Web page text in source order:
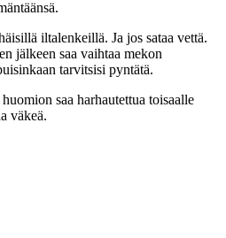
iltalenkeillä. Ja jos sataa vettä.
jälkeen saa vaihtaa mekon
tarvitsisi pyntätä.
saa harhautettua toisaalle
väkeä.